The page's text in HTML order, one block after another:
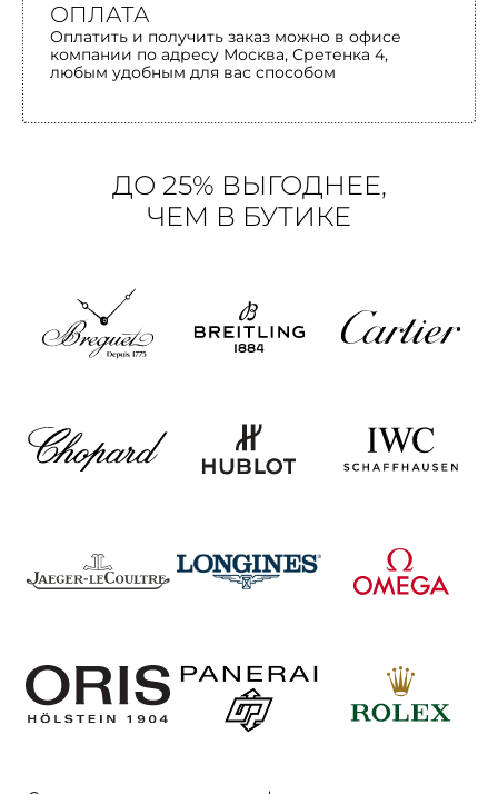
ОПЛАТА
Оплатить и получить заказ можно в офисе
компании по адресу Москва, Сретенка 4,
любым удобным для вас способом
ДО 25% ВЫГОДНЕЕ,
ЧЕМ В БУТИКЕ